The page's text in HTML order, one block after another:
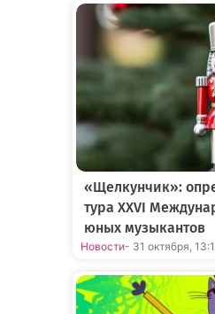
«Щелкунчик»:
тура XXVI
юных музыкантов
Новости- 31 октября,